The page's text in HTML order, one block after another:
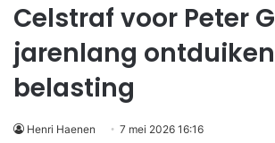
Celstraf voor Peter
jarenlang ontduiken
belasting
Henri Haenen 7 mei 2026 16:16